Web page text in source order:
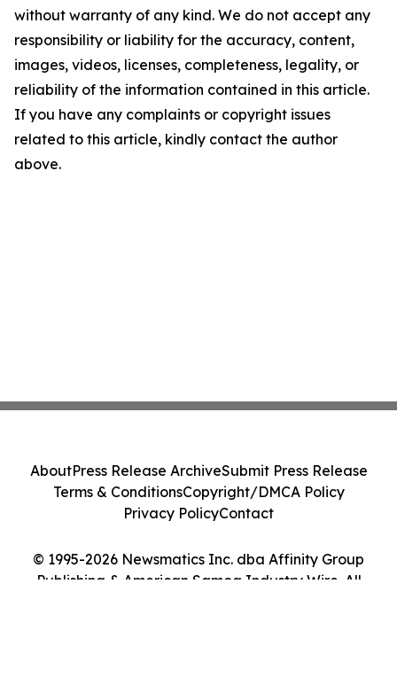
without warranty of any kind. We do not accept any
responsibility or liability for the accuracy, content,
images, videos, licenses, completeness, legality, or
reliability of the information contained in this article.
If you have any complaints or copyright issues
related to this article, kindly contact the author
above.
© 1995-2026 Newsmatics Inc. dba Affinity Group
Publishing & American Samoa Industry Wire. All
AboutPress Release ArchiveSubmit Press Release
Terms & ConditionsCopyright/DMCA Policy
Privacy PolicyContact